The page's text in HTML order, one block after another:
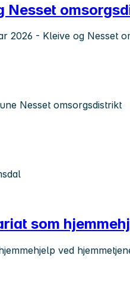
Nesset
2026 - Kleive og Nesset
Nesset omsorgsdistrikt
som
ved